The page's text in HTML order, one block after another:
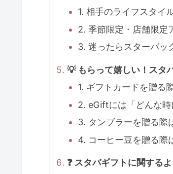
1. 相手のライフスタイ
2. 季節限定・店舗限定
3. 迷ったらスターバッ
💡 もらって嬉しい！スタ
1. ギフトカードを贈る
2. eGiftには「どんな
3. タンブラーを贈る際
4. コーヒー豆を贈る際
❓ スタバギフトに関する